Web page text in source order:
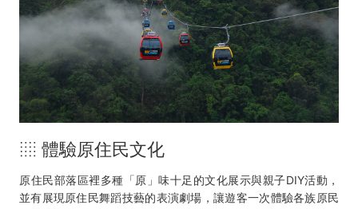
░ 體驗原住民文化
原住民部落區裡多種「原」味十足的文化展示與親子DIY活動，
並有展現原住民舞蹈技藝的表演劇場，讓遊客一次體驗各族原民